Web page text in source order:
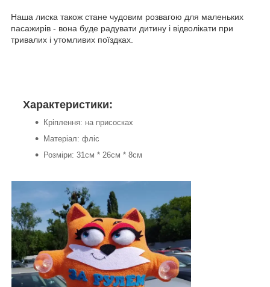
Наша лиска також стане чудовим розвагою для маленьких
пасажирів - вона буде радувати дитину і відволікати при
тривалих і утомливих поїздках.
Характеристики:
Кріплення: на присосках
Матеріал: фліс
Розміри: 31см * 26см * 8см